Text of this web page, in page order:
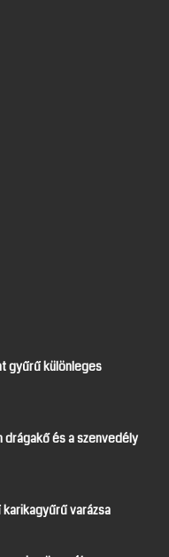
gyűrű különleges
drágakő és a szenvedély
varázsa